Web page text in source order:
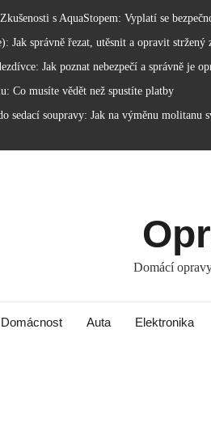
Zkušenosti s AquaStopem: Vyplatí se
Jak správně řezat, utěsnit a opravit stržený
Jak poznat nebezpečí a správně je
Co musíte vědět než spustíte platby
sedací soupravy: Jak na výměnu molitanu
Domácí
Domácnost Auta Elektronika